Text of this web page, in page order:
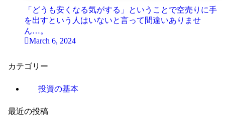
「どうも安くなる気がする」ということで空売りに手
を出すという人はいないと言って間違いありませ
ん…。
March 6, 2024
カテゴリー
投資の基本
最近の投稿